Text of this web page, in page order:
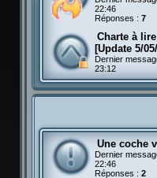
22:46
Réponses : 7
Charte à
[Update 5/
Dernier
23:12
Une coche
Dernier
22:46
Réponses : 2